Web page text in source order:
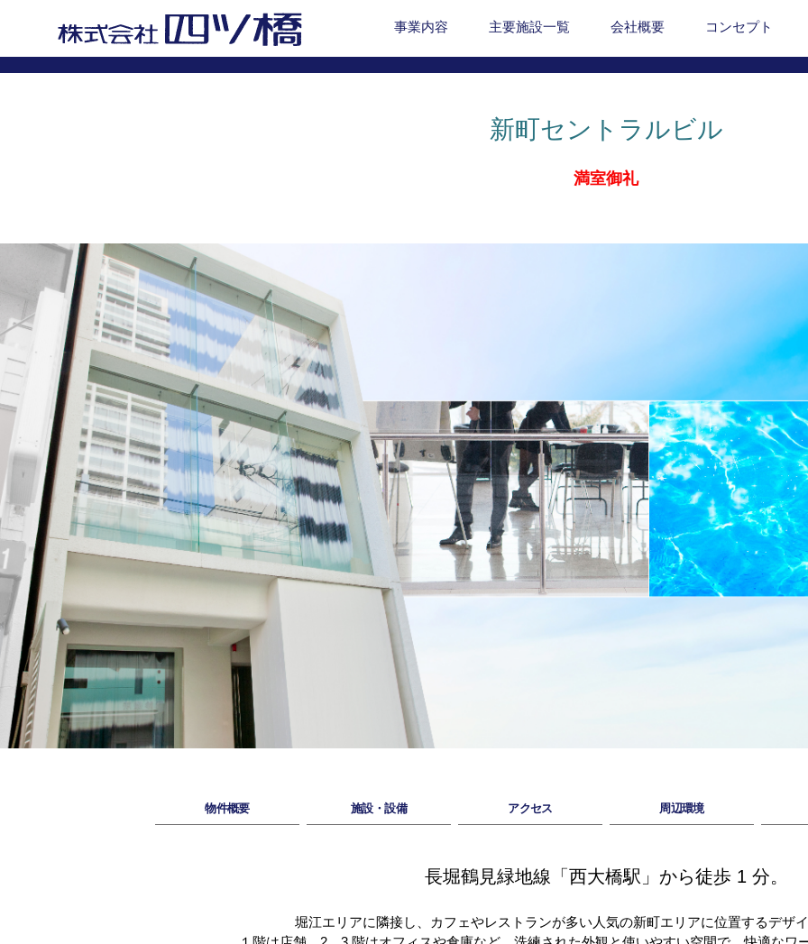
事業内容 主要施設一覧 会社概要 コンセプト
新町セントラルビル
満室御礼
物件概要 施設・設備 アクセス 周辺環境
長堀鶴見緑地線「西大橋駅」から徒歩 1 分。
堀江エリアに隣接し、カフェやレストランが多い人気の新町エリアに位置するデザ